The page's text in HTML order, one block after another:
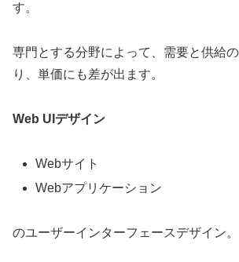
す。
専門とする分野によって、需要と供給
り、単価にも差が出ます。
Web UIデザイン
Webサイト
Webアプリケーション
のユーザーインターフェースデザイン。